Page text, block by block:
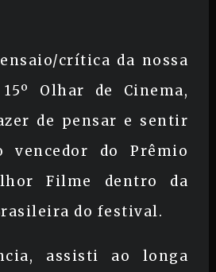
crítica da nossa
Olhar de Cinema,
de pensar e sentir
vencedor do Prêmio
Filme dentro da
do festival.
assisti ao longa